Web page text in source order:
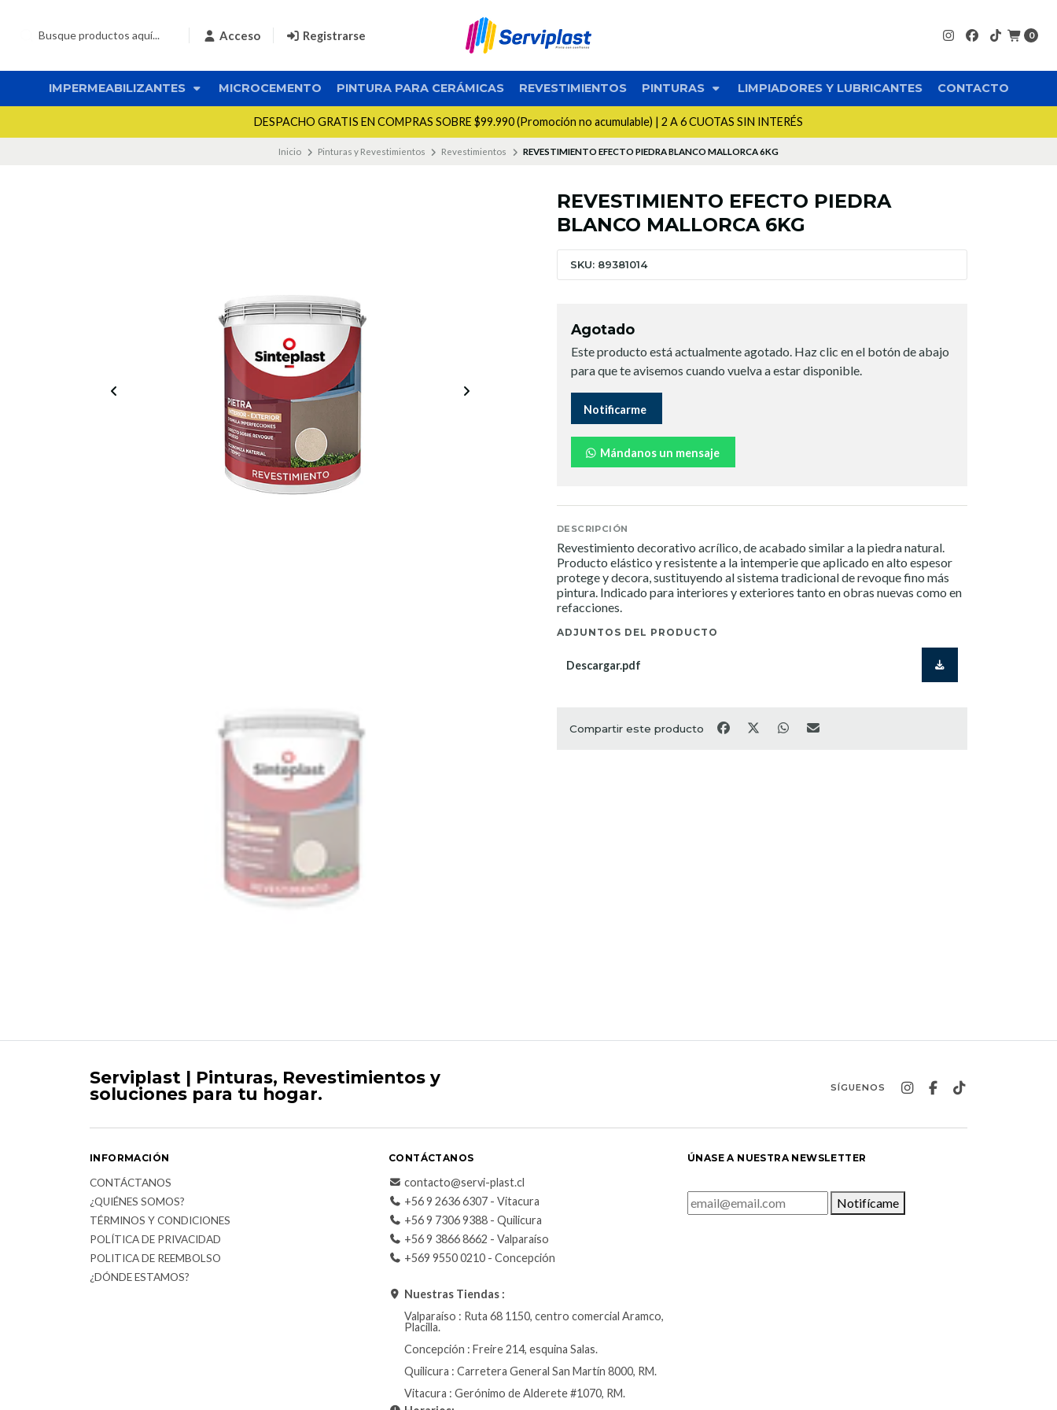
Acceso Registrarse 0
IMPERMEABILIZANTES MICROCEMENTO PINTURA PARA CERÁMICAS REVESTIMIENTOS PINTURAS LIMPIADORES Y LUBRICANTES CONTACTO
DESPACHO GRATIS EN COMPRAS SOBRE $99.990 (Promoción no acumulable) | 2 A 6 CUOTAS SIN INTERÉS
Inicio Pinturas y Revestimientos Revestimientos REVESTIMIENTO EFECTO PIEDRA BLANCO MALLORCA 6KG
REVESTIMIENTO EFECTO PIEDRA
BLANCO MALLORCA 6KG
SKU: 89381014
Agotado
Este producto está actualmente agotado. Haz clic en el botón de abajo
para que te avisemos cuando vuelva a estar disponible.
Notificarme
Mándanos un mensaje
DESCRIPCIÓN
Revestimiento decorativo acrílico, de acabado similar a la piedra natural.
Producto elástico y resistente a la intemperie que aplicado en alto espesor
protege y decora, sustituyendo al sistema tradicional de revoque fino más
pintura. Indicado para interiores y exteriores tanto en obras nuevas como en
refacciones.
ADJUNTOS DEL PRODUCTO
Descargar.pdf
Compartir este producto
Serviplast | Pinturas, Revestimientos y
soluciones para tu hogar.
SÍGUENOS
INFORMACIÓN
CONTÁCTANOS
¿QUIÉNES SOMOS?
TÉRMINOS Y CONDICIONES
POLÍTICA DE PRIVACIDAD
POLITICA DE REEMBOLSO
¿DÓNDE ESTAMOS?
CONTÁCTANOS
contacto@servi-plast.cl
+56 9 2636 6307 - Vitacura
+56 9 7306 9388 - Quilicura
+56 9 3866 8662 - Valparaíso
+569 9550 0210 - Concepción
Nuestras Tiendas :
Valparaíso : Ruta 68 1150, centro comercial Aramco,
Placilla.
Concepción : Freire 214, esquina Salas.
Quilicura : Carretera General San Martín 8000, RM.
Vitacura : Gerónimo de Alderete #1070, RM.
ÚNASE A NUESTRA NEWSLETTER
Notifícame